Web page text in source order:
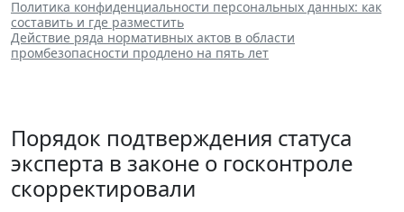
Политика конфиденциальности персональных данных: как
составить и где разместить
Действие ряда нормативных актов в области
промбезопасности продлено на пять лет
Порядок подтверждения статуса
эксперта в законе о госконтроле
скорректировали